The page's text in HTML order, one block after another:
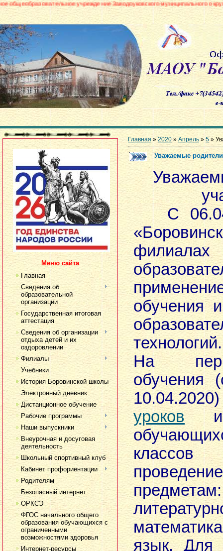
учреждение Заводоуковского муниципального округа
Меню сайта
Главная
Сведения об
образовательной
организации
Государственная итоговая
аттестация
Сведения об организации
отдыха детей и их
оздоровлении
Филиалы
Учебники
История Боровинской школы
Электронный дневник
Дистанционное обучение
Рабочие программы
Наши выпускники
Внеурочная и досуговая
деятельность
Школьный спортивный клуб
Кабинет профориентации
Родителям
Безопасный интернет
ОРКСЭ
ФГОС начального общего
образования обучающихся с
ограниченными
возможностями здоровья
Интернет-ресурсы
Главная »2020 » Апрель » 5 »
Уважаемые
С
обучения
технологий.
На
обучения
уроков
классов
язык. Для